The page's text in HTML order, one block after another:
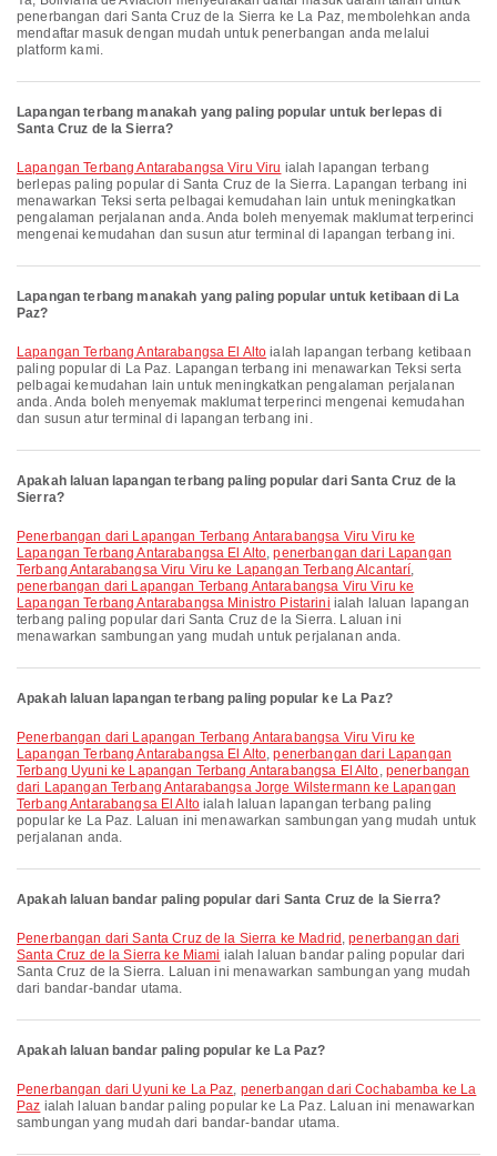
penerbangan dari Santa Cruz de la Sierra ke La Paz, membolehkan anda
mendaftar masuk dengan mudah untuk penerbangan anda melalui
platform kami.
Lapangan terbang manakah yang paling popular untuk berlepas di
Santa Cruz de la Sierra?
Lapangan Terbang Antarabangsa Viru Viru ialah lapangan terbang
berlepas paling popular di Santa Cruz de la Sierra. Lapangan terbang ini
menawarkan Teksi serta pelbagai kemudahan lain untuk meningkatkan
pengalaman perjalanan anda. Anda boleh menyemak maklumat terperinci
mengenai kemudahan dan susun atur terminal di lapangan terbang ini.
Lapangan terbang manakah yang paling popular untuk ketibaan di La
Paz?
Lapangan Terbang Antarabangsa El Alto ialah lapangan terbang ketibaan
paling popular di La Paz. Lapangan terbang ini menawarkan Teksi serta
pelbagai kemudahan lain untuk meningkatkan pengalaman perjalanan
anda. Anda boleh menyemak maklumat terperinci mengenai kemudahan
dan susun atur terminal di lapangan terbang ini.
Apakah laluan lapangan terbang paling popular dari Santa Cruz de la
Sierra?
penerbangan dari Lapangan Terbang Antarabangsa Viru Viru ke
Lapangan Terbang Antarabangsa El Alto,penerbangan dari Lapangan
Terbang Antarabangsa Viru Viru ke Lapangan Terbang Alcantarí,
penerbangan dari Lapangan Terbang Antarabangsa Viru Viru ke
Lapangan Terbang Antarabangsa Ministro Pistarini ialah laluan lapangan
terbang paling popular dari Santa Cruz de la Sierra. Laluan ini
menawarkan sambungan yang mudah untuk perjalanan anda.
Apakah laluan lapangan terbang paling popular ke La Paz?
penerbangan dari Lapangan Terbang Antarabangsa Viru Viru ke
Lapangan Terbang Antarabangsa El Alto,penerbangan dari Lapangan
Terbang Uyuni ke Lapangan Terbang Antarabangsa El Alto, penerbangan
dari Lapangan Terbang Antarabangsa Jorge Wilstermann ke Lapangan
Terbang Antarabangsa El Altoialah laluan lapangan terbang paling
popular ke La Paz. Laluan ini menawarkan sambungan yang mudah untuk
perjalanan anda.
Apakah laluan bandar paling popular dari Santa Cruz de la Sierra?
penerbangan dari Santa Cruz de la Sierra ke Madrid ,penerbangan dari
Santa Cruz de la Sierra ke Miami ialah laluan bandar paling popular dari
Santa Cruz de la Sierra. Laluan ini menawarkan sambungan yang mudah
dari bandar-bandar utama.
Apakah laluan bandar paling popular ke La Paz?
penerbangan dari Uyuni ke La Paz, penerbangan dari Cochabamba ke La
Paz ialah laluan bandar paling popular ke La Paz. Laluan ini menawarkan
sambungan yang mudah dari bandar-bandar utama.